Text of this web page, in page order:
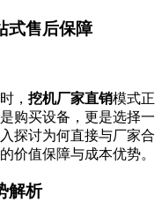
式售后保障
， 挖机厂家直销模式正
购买设备，更是选择一
探讨为何直接与厂家合
价值保障与成本优势。
解析